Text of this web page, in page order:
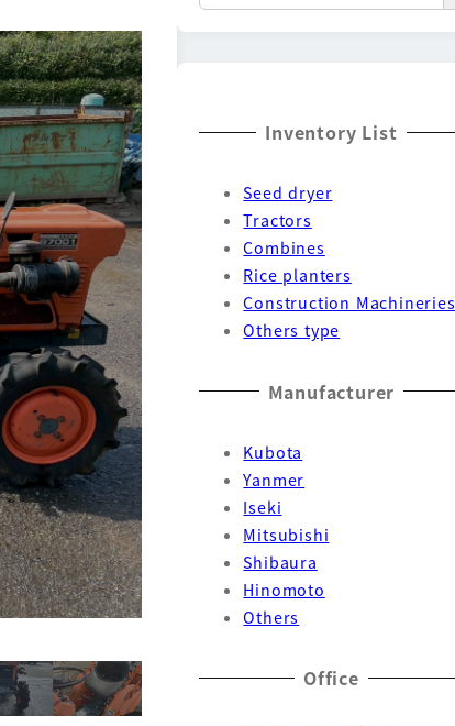
Inventory List
Seed dryer
Tractors
Combines
Rice planters
Construction Machineries
Others type
Manufacturer
Kubota
Yanmer
Iseki
Mitsubishi
Shibaura
Hinomoto
Others
Office